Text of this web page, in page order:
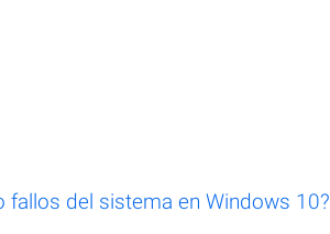
del sistema en Windows 10?